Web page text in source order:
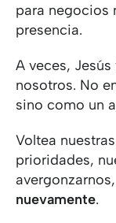
para negocios
presencia.
A veces,
nosotros. No
sino como un
Voltea
prioridades,
nuevamente.